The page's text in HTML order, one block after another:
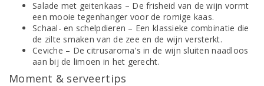
Salade met geitenkaas – De frisheid van de wijn vormt
een mooie tegenhanger voor de romige kaas.
Schaal- en schelpdieren – Een klassieke combinatie die
de zilte smaken van de zee en de wijn versterkt.
Ceviche – De citrusaroma's in de wijn sluiten naadloos
aan bij de limoen in het gerecht.
Moment & serveertips